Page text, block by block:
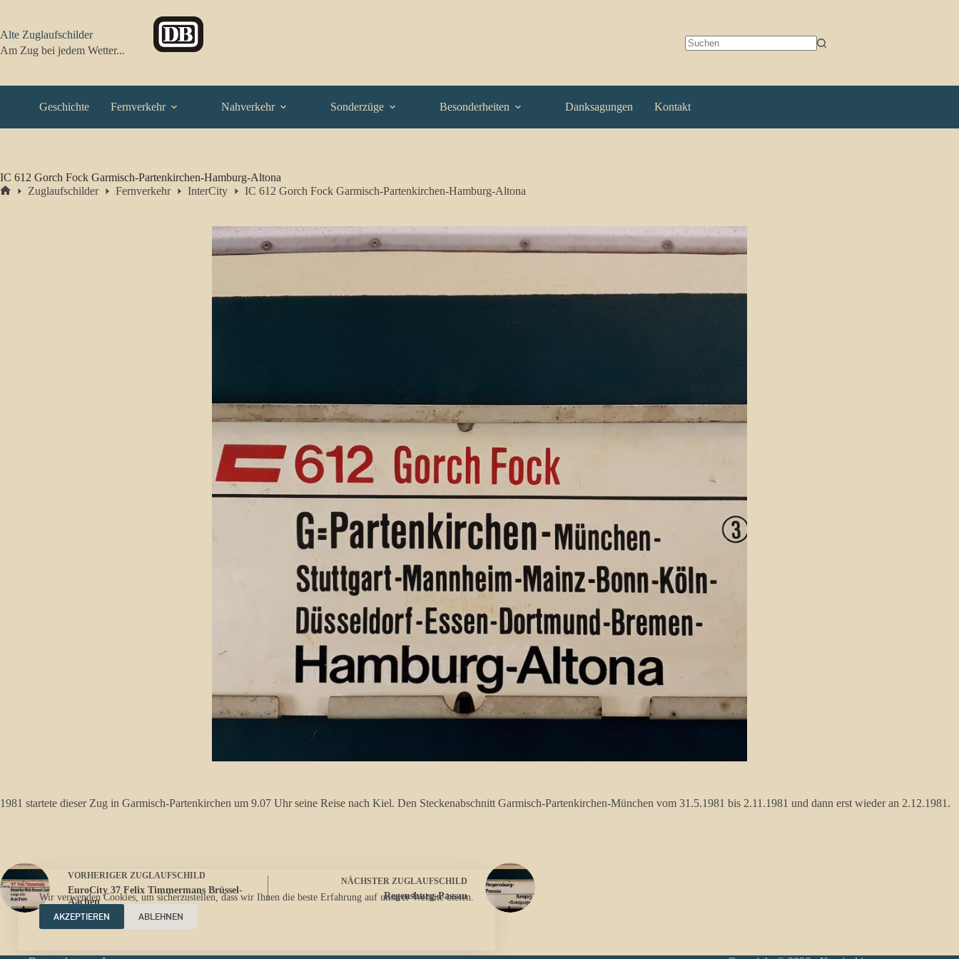
springen
Wir verwenden Cookies, um sicherzustellen, dass wir Ihnen die beste Erfahrung auf unserer Website bieten.
AKZEPTIEREN
ABLEHNEN
Alte Zuglaufschilder
Am Zug bei jedem Wetter...
Geschichte Fernverkehr Nahverkehr Sonderzüge Besonderheiten Danksagungen Kontakt
IC 612 Gorch Fock Garmisch-Partenkirchen-Hamburg-Altona
Zuglaufschilder Fernverkehr InterCity IC 612 Gorch Fock Garmisch-Partenkirchen-Hamburg-Altona
1981 startete dieser Zug in Garmisch-Partenkirchen um 9.07 Uhr seine Reise nach Kiel. Den Steckenabschnitt Garmisch-Partenkirchen-München vom 31.5.1981 bis 2.11.1981 und dann erst wieder an 2.12.1981.
VORHERIGER ZUGLAUFSCHILD
EuroCity 37 Felix Timmermans Brüssel-
Aachen
NÄCHSTER ZUGLAUFSCHILD
Regensburg-Passau